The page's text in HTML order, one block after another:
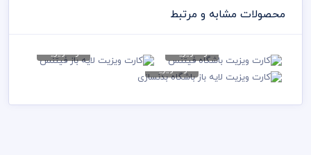
محصولات مشابه و مرتبط
کارت ویزیت باشگاه فیتنس
79,000 تومان
کارت ویزیت
کارت ویزیت لایه باز فیتنس
کارت ویزیت
کارت ویزیت لایه باز باشگاه
کارت ویزیت